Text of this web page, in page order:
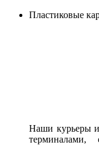
Пластиковые
Наши курьеры